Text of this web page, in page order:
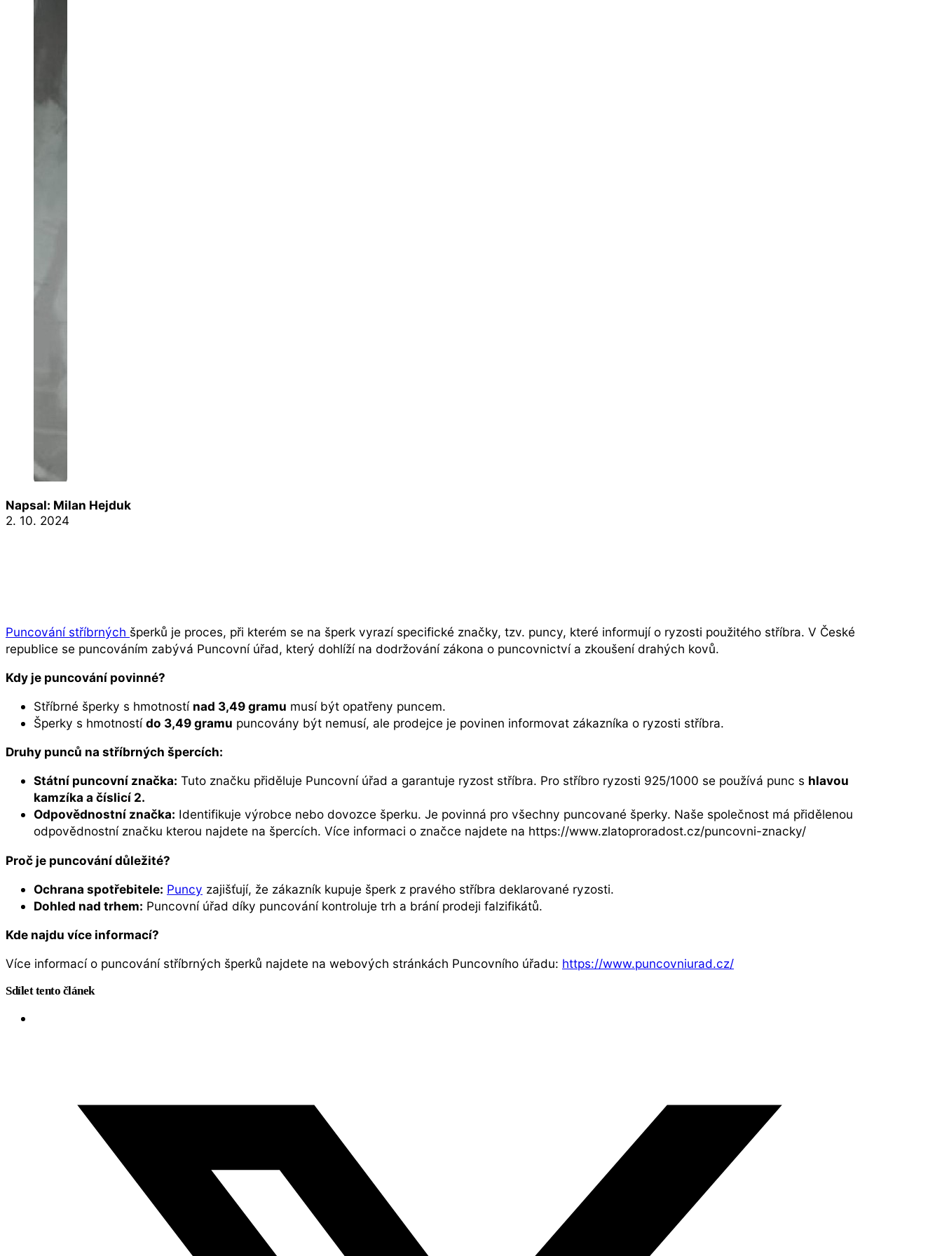
Napsal: Milan Hejduk
2. 10. 2024
Puncování stříbrných šperků je proces, při kterém se na šperk vyrazí specifické značky, tzv. puncy, které informují o ryzosti použitého stříbra. V České
republice se puncováním zabývá Puncovní úřad, který dohlíží na dodržování zákona o puncovnictví a zkoušení drahých kovů.
Kdy je puncování povinné?
Stříbrné šperky s hmotností nad 3,49 gramu musí být opatřeny puncem.
Šperky s hmotnostído 3,49 gramu puncovány být nemusí, ale prodejce je povinen informovat zákazníka o ryzosti stříbra.
Druhy punců na stříbrných špercích:
Státní puncovní značka: Tuto značku přiděluje Puncovní úřad a garantuje ryzost stříbra. Pro stříbro ryzosti 925/1000 se používá punc s hlavou
kamzíka a číslicí 2.
Odpovědnostní značka: Identifikuje výrobce nebo dovozce šperku. Je povinná pro všechny puncované šperky. Naše společnost má přidělenou
odpovědnostní značku kterou najdete na špercích. Více informaci o značce najdete na https://www.zlatoproradost.cz/puncovni-znacky/
Proč je puncování důležité?
Ochrana spotřebitele: Puncy zajišťují, že zákazník kupuje šperk z pravého stříbra deklarované ryzosti.
Dohled nad trhem: Puncovní úřad díky puncování kontroluje trh a brání prodeji falzifikátů.
Kde najdu více informací?
Více informací o puncování stříbrných šperků najdete na webových stránkách Puncovního úřadu: https://www.puncovniurad.cz/
Sdílet tento článek